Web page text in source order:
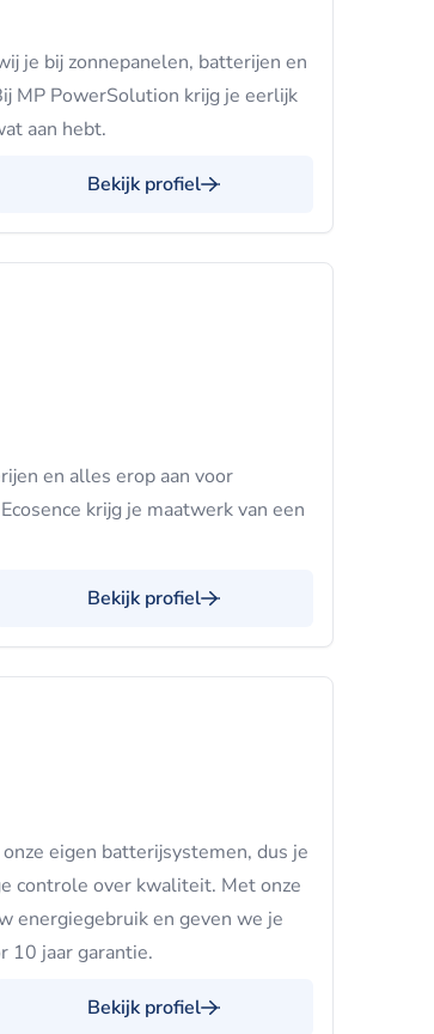
je bij zonnepanelen, batterijen en
MP PowerSolution krijg je eerlijk
aan hebt.
Bekijk profiel
en alles erop aan voor
krijg je maatwerk van een
Bekijk profiel
eigen batterijsystemen, dus je
controle over kwaliteit. Met onze
energiegebruik en geven we je
10 jaar garantie.
Bekijk profiel